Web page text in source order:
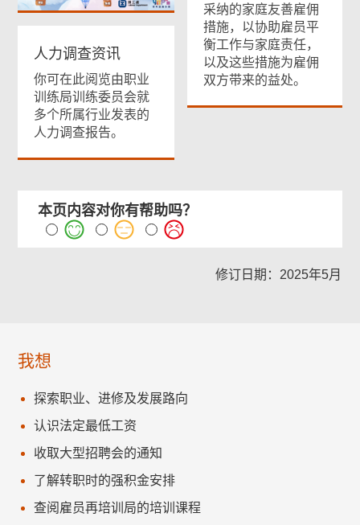
采纳的家庭友善雇佣
措施，以协助雇员平
衡工作与家庭责任，
以及这些措施为雇佣
双方带来的益处。
人力调查资讯
你可在此阅览由职业
训练局训练委员会就
多个所属行业发表的
人力调查报告。
本页内容对你有帮助吗？
修订日期：2025年5月
我想
探索职业、进修及发展路向
认识法定最低工资
收取大型招聘会的通知
了解转职时的强积金安排
查阅雇员再培训局的培训课程